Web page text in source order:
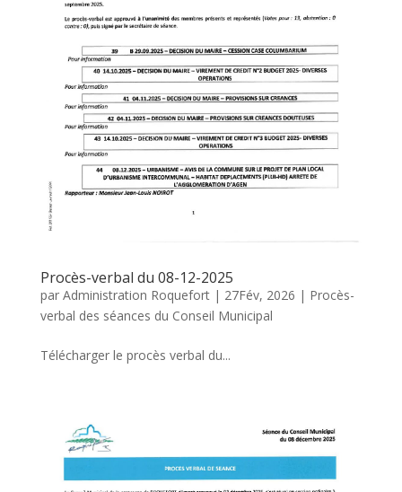
Procès-verbal du 08-12-2025
par Administration Roquefort| 27Fév, 2026 | Procès-
verbal des séances du Conseil Municipal
Télécharger le procès verbal du...